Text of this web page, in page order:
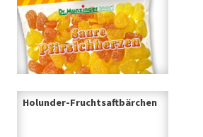
Holunder-Fruchtsaftbärchen